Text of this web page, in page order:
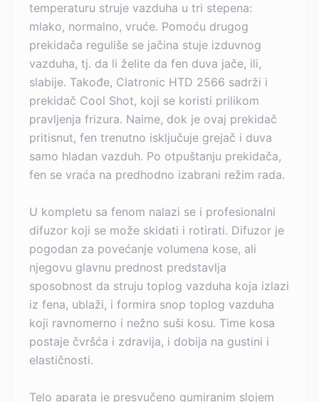
temperaturu struje vazduha u tri stepena:
mlako, normalno, vruće. Pomoću drugog
prekidača reguliše se jačina stuje izduvnog
vazduha, tj. da li želite da fen duva jače, ili,
slabije. Takođe, Clatronic HTD 2566 sadrži i
prekidač Cool Shot, koji se koristi prilikom
pravljenja frizura. Naime, dok je ovaj prekidač
pritisnut, fen trenutno isključuje grejač i duva
samo hladan vazduh. Po otpuštanju prekidača,
fen se vraća na predhodno izabrani režim rada.
U kompletu sa fenom nalazi se i profesionalni
difuzor koji se može skidati i rotirati. Difuzor je
pogodan za povećanje volumena kose, ali
njegovu glavnu prednost predstavlja
sposobnost da struju toplog vazduha koja izlazi
iz fena, ublaži, i formira snop toplog vazduha
koji ravnomerno i nežno suši kosu. Time kosa
postaje čvršća i zdravija, i dobija na gustini i
elastičnosti.
Telo aparata je presvučeno gumiranim slojem